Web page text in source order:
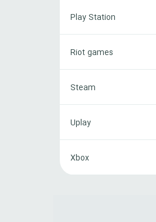
Station
Play Station
games
Riot games
Steam
Uplay
Xbox